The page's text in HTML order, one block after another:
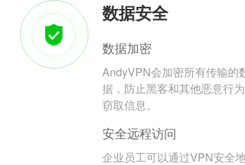
数据安全
数据加密
AndyVPN会加密所有传输的
据，防止黑客和其他恶意行
窃取信息。
安全远程访问
企业员工可以通过VPN安全